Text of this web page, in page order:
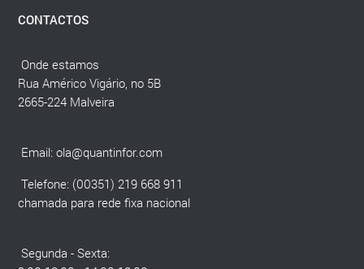
CONTACTOS
Onde estamos
Rua Américo Vigário, no 5B
2665-224 Malveira
Email:ola@quantinfor.com
Telefone: (00351) 219 668 911
chamada para rede fixa nacional
Segunda - Sexta: